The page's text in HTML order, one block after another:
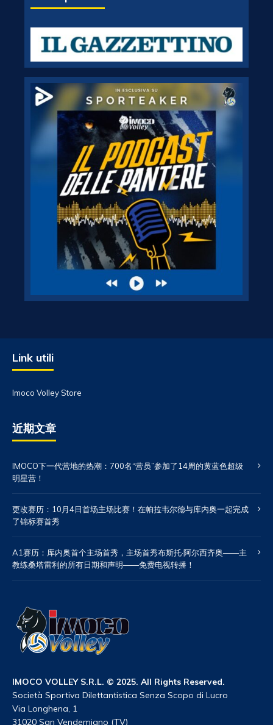
Link utili
Imoco Volley Store
近期文章
IMOCO下一代营地的热潮：700名“营员”参加了14周的黄蓝色超级
明星营！
更改赛历：10月4日首场主场比赛！在帕拉韦尔德与库内奥一起完成
了锦标赛首秀
A1赛历：库内奥首个主场首秀，主场首秀布斯托·阿尔西齐奥——主
教练桑塔雷利的所有日期和声明——免费电视转播！
IMOCO VOLLEY S.R.L. © 2025. All Rights Reserved.
Società Sportiva Dilettantistica Senza Scopo di Lucro
Via Longhena, 1
31020 San Vendemiano (TV)